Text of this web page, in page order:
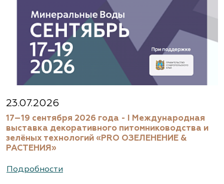
23.07.2026
17–19 сентября 2026 года - I Международная
выставка декоративного питомниководства и
зелёных технологий «PRO ОЗЕЛЕНЕНИЕ &
РАСТЕНИЯ»
Подробности